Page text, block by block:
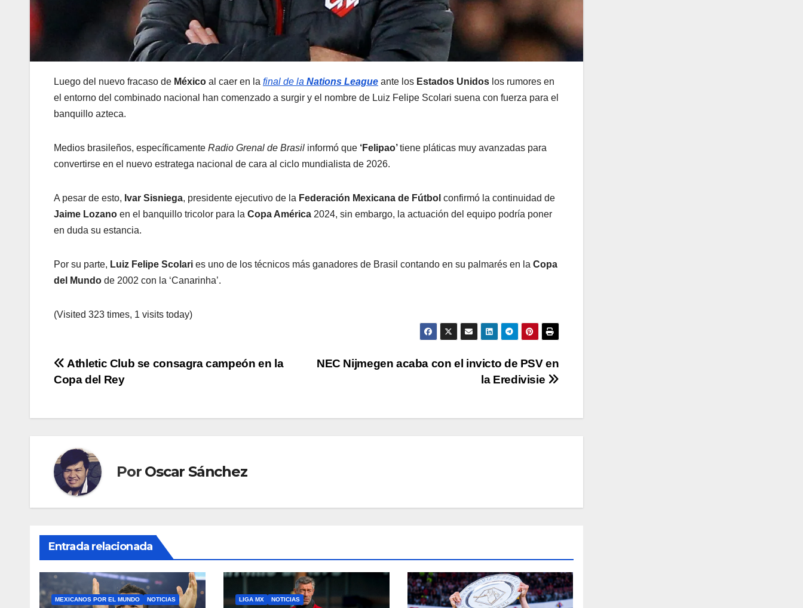
Luego del nuevo fracaso de México al caer en la final de la Nations League ante los Estados Unidos los rumores en
el entorno del combinado nacional han comenzado a surgir y el nombre de Luiz Felipe Scolari suena con fuerza para el
banquillo azteca.
Medios brasileños, específicamente Radio Grenal de Brasil informó que ‘Felipao’tiene pláticas muy avanzadas para
convertirse en el nuevo estratega nacional de cara al ciclo mundialista de 2026.
A pesar de esto, Ivar Sisniega, presidente ejecutivo de la Federación Mexicana de Fútbol confirmó la continuidad de
Jaime Lozano en el banquillo tricolor para la Copa América 2024, sin embargo, la actuación del equipo podría poner
en duda su estancia.
Por su parte, Luiz Felipe Scolari es uno de los técnicos más ganadores de Brasil contando en su palmarés en la Copa
del Mundo de 2002 con la ‘Canarinha’.
(Visited 323 times, 1 visits today)
Navegación
de
entradas
NEC Nijmegen acaba con el invicto de PSV en
la Eredivisie
Athletic Club se consagra campeón en la
Copa del Rey
Por Oscar Sánchez
Entrada relacionada
MEXICANOS POR EL MUNDO NOTICIAS LIGA MX NOTICIAS